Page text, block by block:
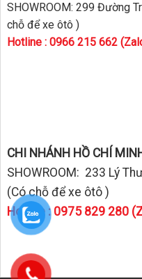
SHOWROOM: 299 Đường
chỗ để xe ôtô )
Hotline : 0966 215 662
CHI NHÁNH HỒ CHÍ
SHOWROOM: 233 Lý
(Có chỗ để xe ôtô )
Hotline : 0975 829 280